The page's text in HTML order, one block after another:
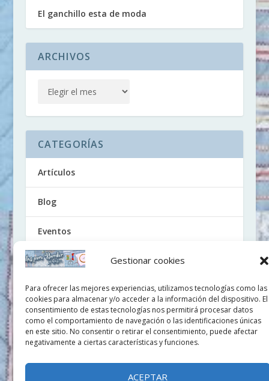
Gestionar cookies
Para ofrecer las mejores experiencias, utilizamos tecnologías como las
cookies para almacenar y/o acceder a la información del dispositivo. El
consentimiento de estas tecnologías nos permitirá procesar datos
como el comportamiento de navegación o las identificaciones únicas
en este sitio. No consentir o retirar el consentimiento, puede afectar
negativamente a ciertas características y funciones.
ACEPTAR
El ganchillo esta de moda
ARCHIVOS
CATEGORÍAS
Artículos
Blog
Eventos
Noticias
Tutoriales
Uncategorized
Videos